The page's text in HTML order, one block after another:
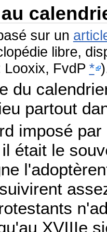
sur un
libre,
FvdP *
du
partout
imposé
était le
XVIIIe